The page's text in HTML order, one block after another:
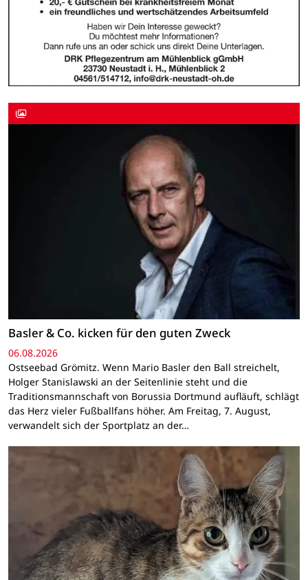
Basler & Co. kicken für den guten Zweck
06.08.2026
Ostseebad Grömitz. Wenn Mario Basler den Ball streichelt,
Holger Stanislawski an der Seitenlinie steht und die
Traditionsmannschaft von Borussia Dortmund aufläuft, schlägt
das Herz vieler Fußballfans höher. Am Freitag, 7. August,
verwandelt sich der Sportplatz an der…